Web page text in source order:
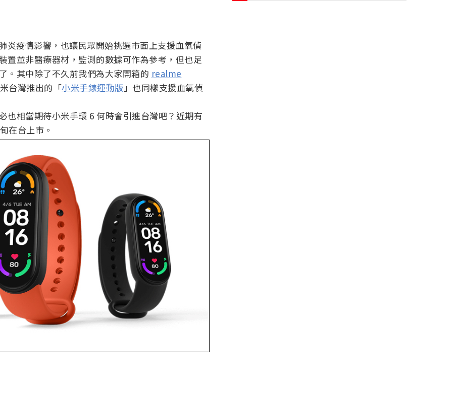
炎疫情影響，也讓民眾開始挑選市面上支援血氧偵
置並非醫療器材，監測的數據可作為參考，但也足
。其中除了不久前我們為大家開箱的 realme
台灣推出的「小米手錶運動版」也同樣支援血氧偵
也相當期待小米手環 6 何時會引進台灣吧？近期有
在台上市。